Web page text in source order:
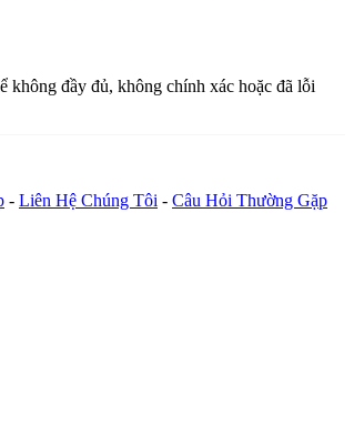
không đầy đủ, không chính xác hoặc đã lỗi
- Liên Hệ Chúng Tôi - Câu Hỏi Thường Gặp